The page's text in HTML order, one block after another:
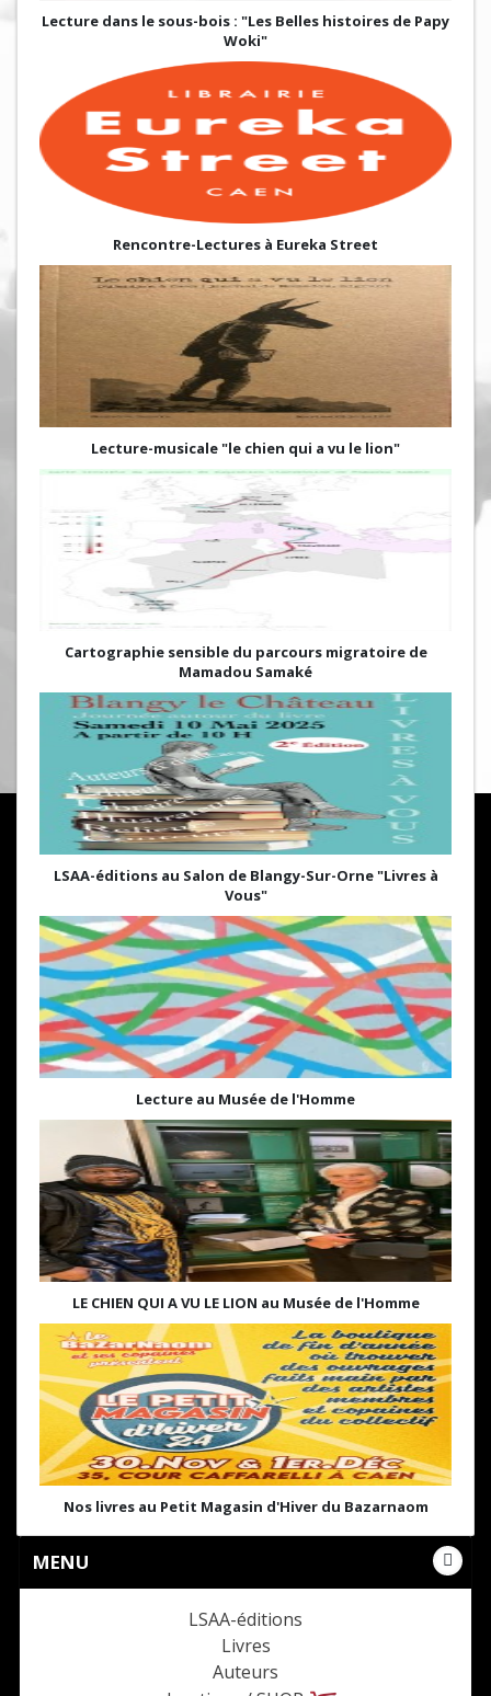
Lecture dans le sous-bois : "Les Belles histoires de Papy
Woki"
Rencontre-Lectures à Eureka Street
Lecture-musicale "le chien qui a vu le lion"
Cartographie sensible du parcours migratoire de
Mamadou Samaké
LSAA-éditions au Salon de Blangy-Sur-Orne "Livres à
Vous"
Lecture au Musée de l'Homme
LE CHIEN QUI A VU LE LION au Musée de l'Homme
Nos livres au Petit Magasin d'Hiver du Bazarnaom
MENU
LSAA-éditions
Livres
Auteurs